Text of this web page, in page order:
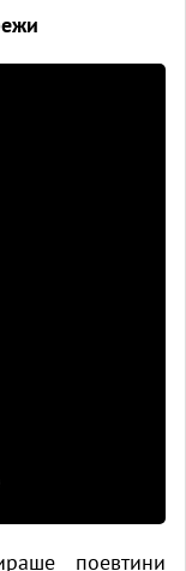
поевтини